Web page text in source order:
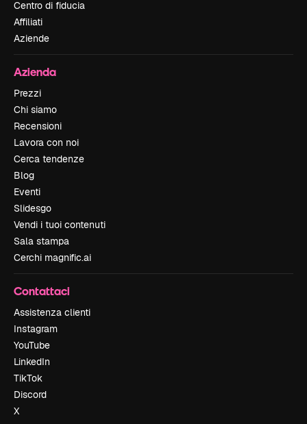
Centro di fiducia
Affiliati
Aziende
Azienda
Prezzi
Chi siamo
Recensioni
Lavora con noi
Cerca tendenze
Blog
Eventi
Slidesgo
Vendi i tuoi contenuti
Sala stampa
Cerchi magnific.ai
Contattaci
Assistenza clienti
Instagram
YouTube
LinkedIn
TikTok
Discord
X